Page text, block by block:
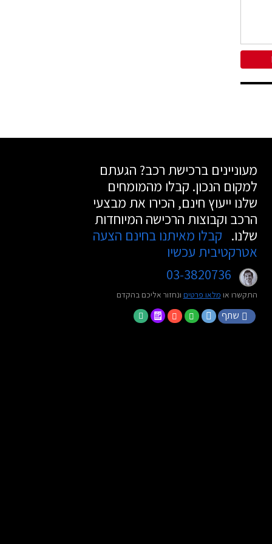
מעוניינים ברכישת רכב? הגעתם
למקום הנכון. קבלו מהמומחים
שלנו ייעוץ חינם, הכירו את מבצעי
הרכב וקבוצות הרכישה המיוחדות
שלנו. קבלו מאיתנו בחינם הצעה
אטרקטיבית עכשיו
03-3820736
התקשרו או מלאו פרטים ונחזור אליכם בהקדם
שתף